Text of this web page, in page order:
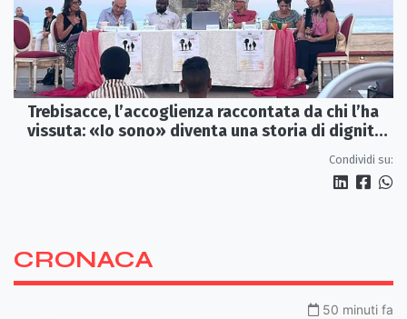
Trebisacce, l’accoglienza raccontata da chi l’ha
vissuta: «Io sono» diventa una storia di dignità
Condividi su:
CRONACA
50 minuti fa